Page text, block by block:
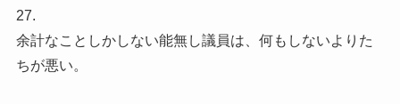
27.
余計なことしかしない能無し議員は、何もしないよりた
ちが悪い。